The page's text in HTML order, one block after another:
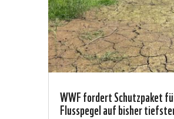
WWF fordert Schutzpaket
Flusspegel auf bisher